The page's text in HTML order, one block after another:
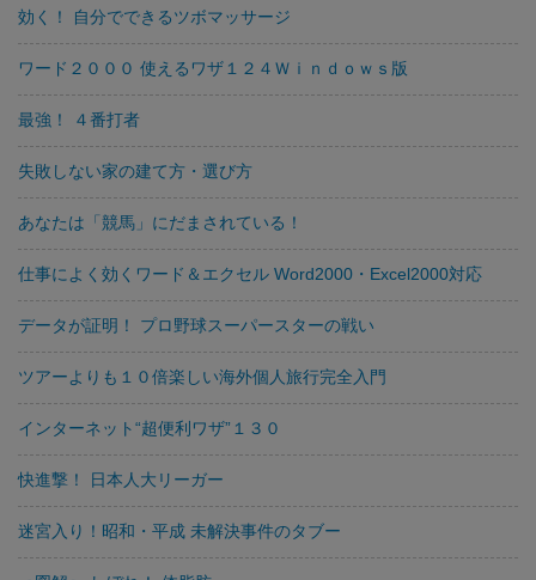
効く！ 自分でできるツボマッサージ
ワード２０００ 使えるワザ１２４Ｗｉｎｄｏｗｓ版
最強！ ４番打者
失敗しない家の建て方・選び方
あなたは「競馬」にだまされている！
仕事によく効くワード＆エクセル Word2000・Excel2000対応
データが証明！ プロ野球スーパースターの戦い
ツアーよりも１０倍楽しい海外個人旅行完全入門
インターネット“超便利ワザ”１３０
快進撃！ 日本人大リーガー
迷宮入り！昭和・平成 未解決事件のタブー